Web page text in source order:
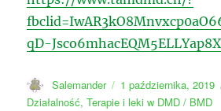
qD-
Autor
Salemander
Data
publikacji
1 października, 2019
Działalność,Terapie i leki w DMD / BMD